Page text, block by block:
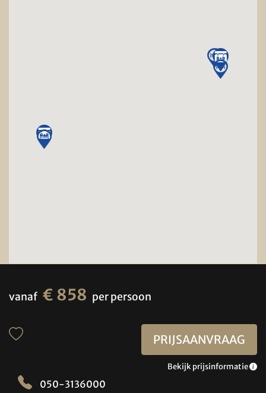
vanaf € 858 per persoon
PRIJSAANVRAAG
Bekijk prijsinformatie
050-3136000